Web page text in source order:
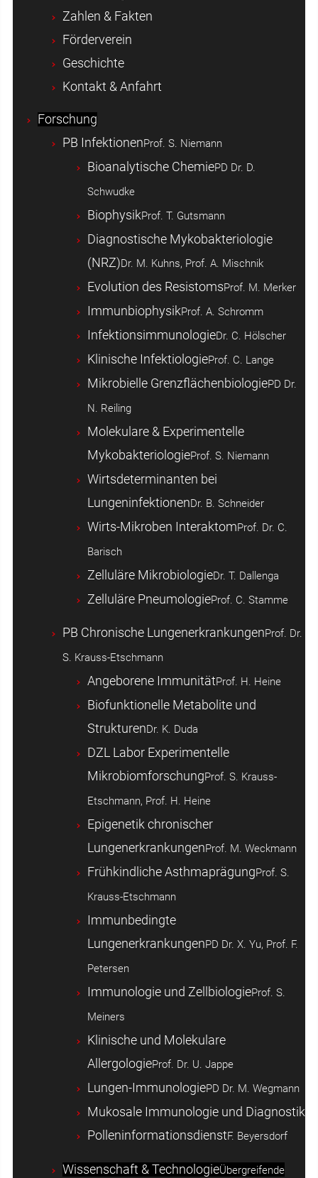
Zahlen & Fakten
Förderverein
Geschichte
Kontakt & Anfahrt
Forschung
PB InfektionenProf. S. Niemann
Bioanalytische ChemiePD Dr. D.
Schwudke
BiophysikProf. T. Gutsmann
Diagnostische Mykobakteriologie
(NRZ)Dr. M. Kuhns, Prof. A. Mischnik
Evolution des ResistomsProf. M. Merker
ImmunbiophysikProf. A. Schromm
InfektionsimmunologieDr. C. Hölscher
Klinische InfektiologieProf. C. Lange
Mikrobielle GrenzflächenbiologiePD Dr.
N. Reiling
Molekulare & Experimentelle
MykobakteriologieProf. S. Niemann
Wirtsdeterminanten bei
LungeninfektionenDr. B. Schneider
Wirts-Mikroben InteraktomProf. Dr. C.
Barisch
Zelluläre MikrobiologieDr. T. Dallenga
Zelluläre PneumologieProf. C. Stamme
PB Chronische LungenerkrankungenProf. Dr.
S. Krauss-Etschmann
Angeborene ImmunitätProf. H. Heine
Biofunktionelle Metabolite und
StrukturenDr. K. Duda
DZL Labor Experimentelle
MikrobiomforschungProf. S. Krauss-
Etschmann, Prof. H. Heine
Epigenetik chronischer
LungenerkrankungenProf. M. Weckmann
Frühkindliche AsthmaprägungProf. S.
Krauss-Etschmann
Immunbedingte
LungenerkrankungenPD Dr. X. Yu, Prof. F.
Petersen
Immunologie und ZellbiologieProf. S.
Meiners
Klinische und Molekulare
AllergologieProf. Dr. U. Jappe
Lungen-ImmunologiePD Dr. M. Wegmann
Mukosale Immunologie und Diagnostik
PolleninformationsdienstF. Beyersdorf
Wissenschaft & TechnologieÜbergreifende